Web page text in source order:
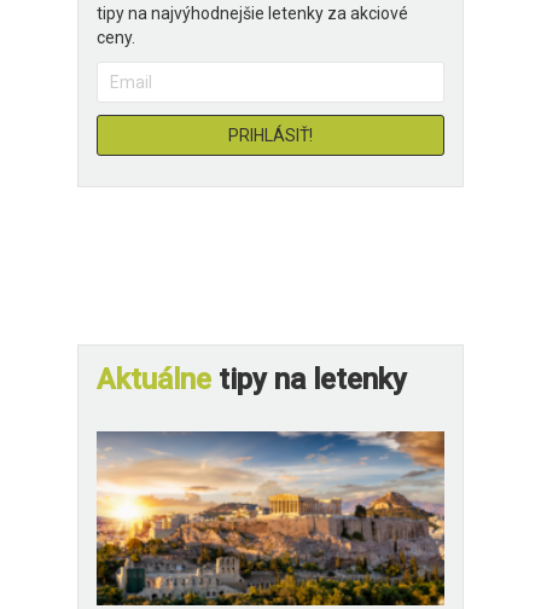
tipy na najvýhodnejšie letenky za akciové
ceny.
Aktuálne tipy na letenky